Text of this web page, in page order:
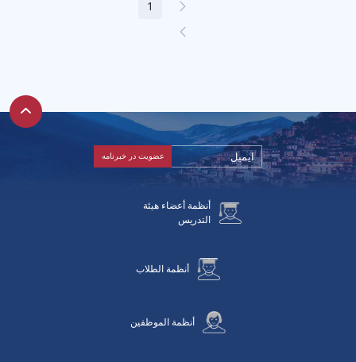
الصفحة
السابقة الصفحة1
الصفحة
التالية
أنظمة أعضاء هيئة
التدريس
أنظمة الطلاب
أنظمة الموظفين